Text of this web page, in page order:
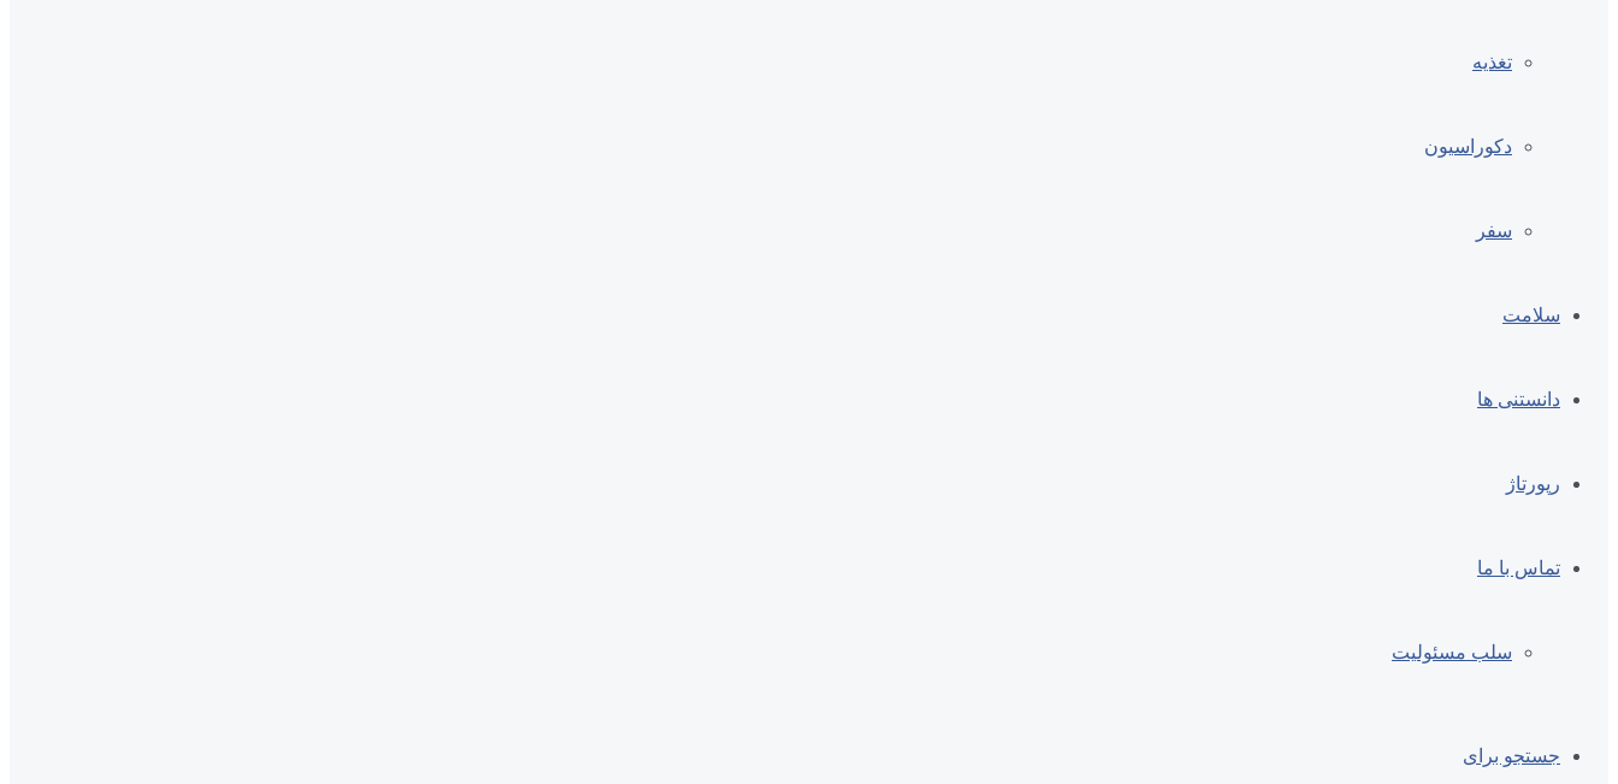
تغذیه
دکوراسیون
سفر
سلامت
دانستنی ها
رپورتاژ
تماس با ما
سلب مسئولیت
جستجو برای